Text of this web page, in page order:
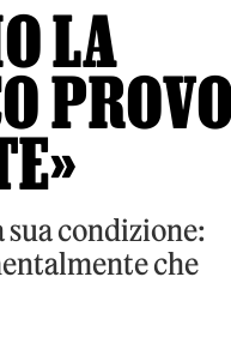
LA
sua condizione:
che